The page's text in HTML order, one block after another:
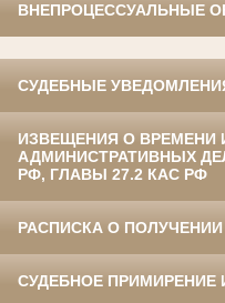
ВНЕПРОЦЕССУАЛЬНЫЕ
СУДЕБНЫЕ
ИЗВЕЩЕНИЯ О ВРЕМЕНИ
АДМИНИСТРАТИВНЫХ
РФ, ГЛАВЫ 27.2 КАС РФ
РАСПИСКА О
СУДЕБНОЕ ПРИМИРЕНИЕ